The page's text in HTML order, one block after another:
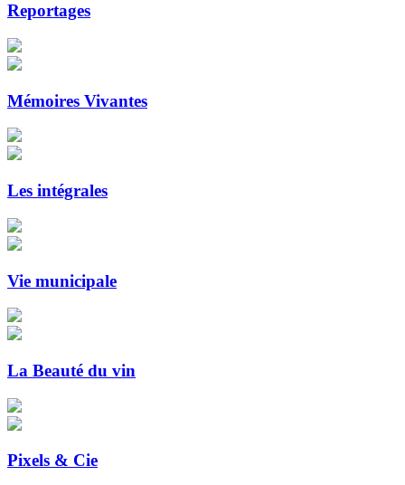
Reportages
Mémoires Vivantes
Les intégrales
Vie municipale
La Beauté du vin
Pixels & Cie